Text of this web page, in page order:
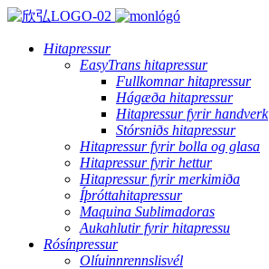
Hitapressur
EasyTrans hitapressur
Fullkomnar hitapressur
Hágæða hitapressur
Hitapressur fyrir handverk
Stórsniðs hitapressur
Hitapressur fyrir bolla og glasa
Hitapressur fyrir hettur
Hitapressur fyrir merkimiða
Íþróttahitapressur
Maquina Sublimadoras
Aukahlutir fyrir hitapressu
Rósínpressur
Olíuinnrennslisvél